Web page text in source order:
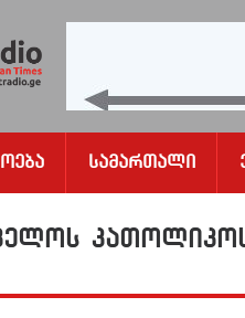
Სამართალი